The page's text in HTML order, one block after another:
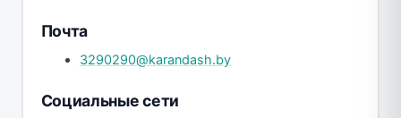
Почта
3290290@karandash.by
Социальные сети